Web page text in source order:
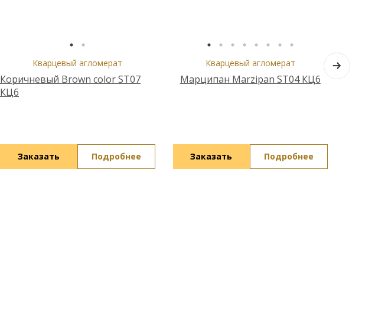
Кварцевый агломерат
Коричневый Brown color ST07
КЦ6
Заказать Подробнее
Кварцевый агломерат
Марципан Marzipan ST04 КЦ6
Заказать Подробнее